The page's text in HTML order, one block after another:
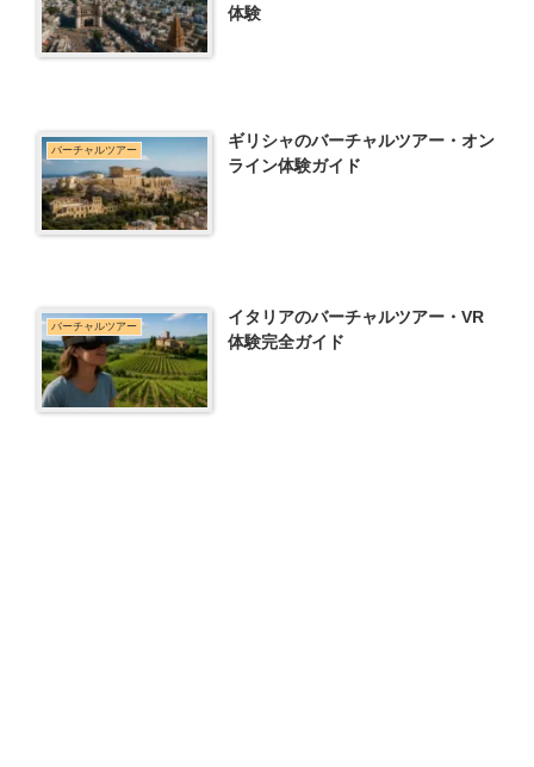
体験
バーチャルツアー
ギリシャのバーチャルツアー・オン
ライン体験ガイド
バーチャルツアー
イタリアのバーチャルツアー・VR
体験完全ガイド